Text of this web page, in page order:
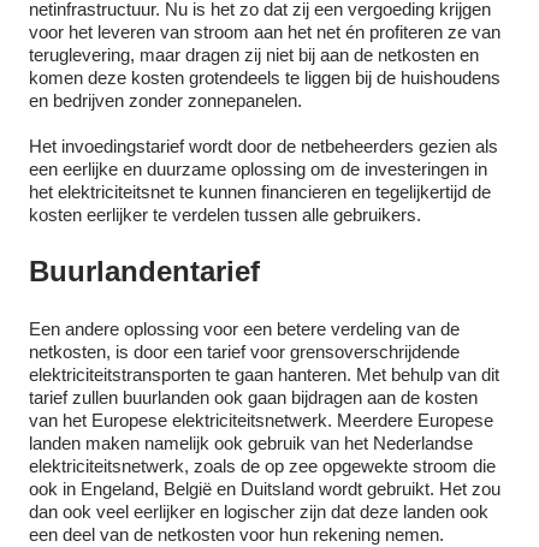
netinfrastructuur. Nu is het zo dat zij een vergoeding krijgen
voor het leveren van stroom aan het net én profiteren ze van
teruglevering, maar dragen zij niet bij aan de netkosten en
komen deze kosten grotendeels te liggen bij de huishoudens
en bedrijven zonder zonnepanelen.
Het invoedingstarief wordt door de netbeheerders gezien als
een eerlijke en duurzame oplossing om de investeringen in
het elektriciteitsnet te kunnen financieren en tegelijkertijd de
kosten eerlijker te verdelen tussen alle gebruikers.
Buurlandentarief
Een andere oplossing voor een betere verdeling van de
netkosten, is door een tarief voor grensoverschrijdende
elektriciteitstransporten te gaan hanteren. Met behulp van dit
tarief zullen buurlanden ook gaan bijdragen aan de kosten
van het Europese elektriciteitsnetwerk. Meerdere Europese
landen maken namelijk ook gebruik van het Nederlandse
elektriciteitsnetwerk, zoals de op zee opgewekte stroom die
ook in Engeland, België en Duitsland wordt gebruikt. Het zou
dan ook veel eerlijker en logischer zijn dat deze landen ook
een deel van de netkosten voor hun rekening nemen.